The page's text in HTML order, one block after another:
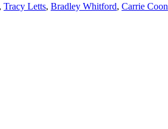
, Tracy Letts, Bradley Whitford, Carrie Coon